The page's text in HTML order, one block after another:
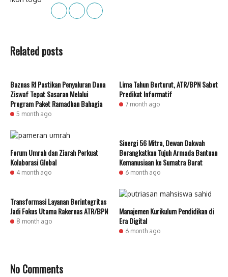
Related posts
Baznas RI Pastikan Penyaluran Dana
Ziswaf Tepat Sasaran Melalui
Program Paket Ramadhan Bahagia
5 month ago
Lima Tahun Berturut, ATR/BPN Sabet
Predikat Informatif
7 month ago
Forum Umrah dan Ziarah Perkuat
Kolaborasi Global
4 month ago
Sinergi 56 Mitra, Dewan Dakwah
Berangkatkan Tujuh Armada Bantuan
Kemanusiaan ke Sumatra Barat
6 month ago
Transformasi Layanan Berintegritas
Jadi Fokus Utama Rakernas ATR/BPN
8 month ago
Manajemen Kurikulum Pendidikan di
Era Digital
6 month ago
No Comments